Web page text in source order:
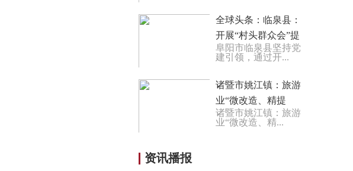
全球头条：临泉县：
开展“村头群众会”提
升基层治理效能
阜阳市临泉县坚持党
建引领，通过开...
诸暨市姚江镇：旅游
业“微改造、精提
升”助力城乡协同发
诸暨市姚江镇：旅游
业“微改造、精...
资讯播报